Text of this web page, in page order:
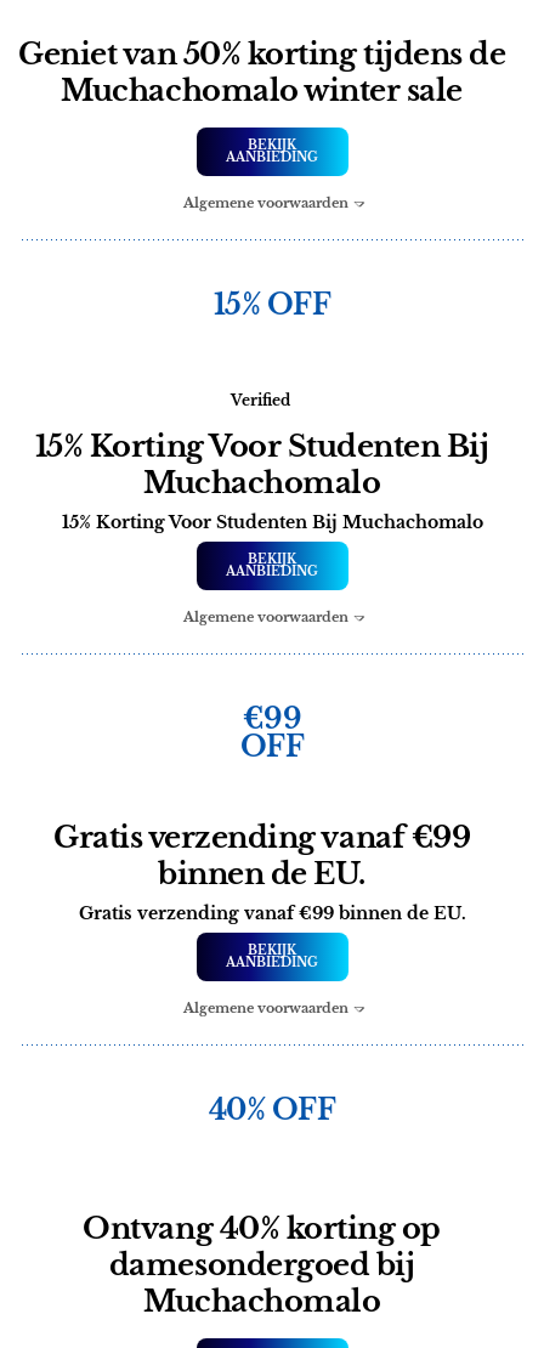
Geniet van 50% korting tijdens de
Muchachomalo winter sale
BEKIJK
AANBIEDING
Algemene voorwaarden
15% OFF
Verified
15% Korting Voor Studenten Bij
Muchachomalo
15% Korting Voor Studenten Bij Muchachomalo
BEKIJK
AANBIEDING
Algemene voorwaarden
€99
OFF
Gratis verzending vanaf €99
binnen de EU.
Gratis verzending vanaf €99 binnen de EU.
BEKIJK
AANBIEDING
Algemene voorwaarden
40% OFF
Ontvang 40% korting op
damesondergoed bij
Muchachomalo